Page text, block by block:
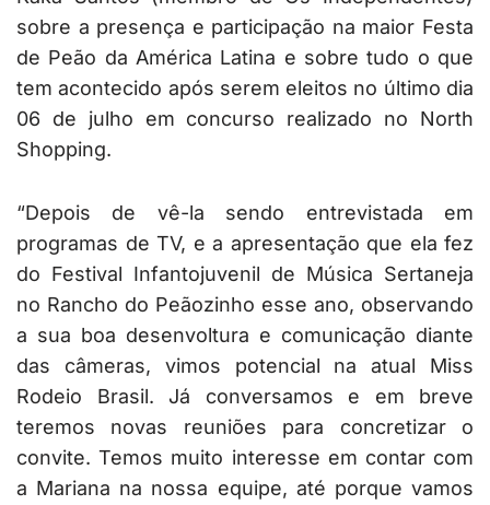
sobre a presença e participação na maior Festa
de Peão da América Latina e sobre tudo o que
tem acontecido após serem eleitos no último dia
06 de julho em concurso realizado no North
Shopping.
“Depois de vê-la sendo entrevistada em
programas de TV, e a apresentação que ela fez
do Festival Infantojuvenil de Música Sertaneja
no Rancho do Peãozinho esse ano, observando
a sua boa desenvoltura e comunicação diante
das câmeras, vimos potencial na atual Miss
Rodeio Brasil. Já conversamos e em breve
teremos novas reuniões para concretizar o
convite. Temos muito interesse em contar com
a Mariana na nossa equipe, até porque vamos